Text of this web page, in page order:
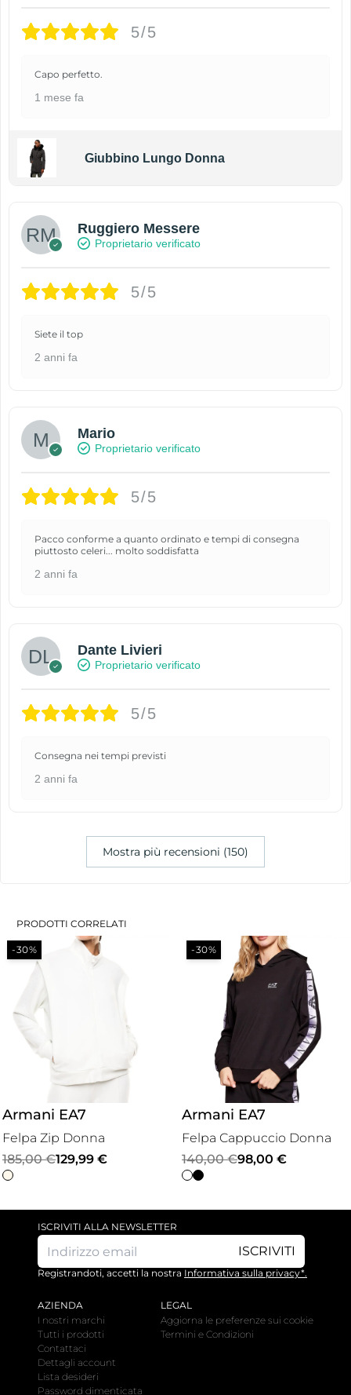
5/5
Capo perfetto.
1 mese fa
Giubbino Lungo Donna
Ruggiero Messere
Proprietario verificato
5/5
Siete il top
2 anni fa
Mario
Proprietario verificato
5/5
Pacco conforme a quanto ordinato e tempi di consegna
piuttosto celeri... molto soddisfatta
2 anni fa
Dante Livieri
Proprietario verificato
5/5
Consegna nei tempi previsti
2 anni fa
Mostra più recensioni (150)
PRODOTTI CORRELATI
-30%
Armani EA7
Felpa Zip Donna
185,00€
Il
prezzo
185,00 €.
129,99 €
Il
prezzo
129,99 €.
-30%
Armani EA7
Felpa Cappuccio Donna
140,00€
Il
prezzo
98,00 €
Il
prezzo
ISCRIVITI ALLA NEWSLETTER
ISCRIVITI
Registrandoti, accetti la nostra Informativa sulla privacy*.
AZIENDA
I nostri marchi
Tutti i prodotti
Contattaci
Dettagli account
Lista desideri
Password dimenticata
LEGAL
Aggiorna le preferenze sui cookie
Termini e Condizioni